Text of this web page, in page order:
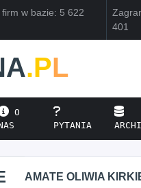
firm w bazie: 5 622
401
.PL
O
PYTANIA
AMATE OLIWIA